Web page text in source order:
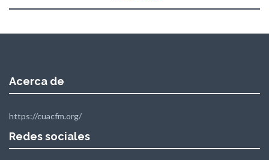
Acerca de
https://cuacfm.org/
Redes sociales